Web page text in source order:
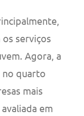
serviços
Agora, a
no quarto
mais
em